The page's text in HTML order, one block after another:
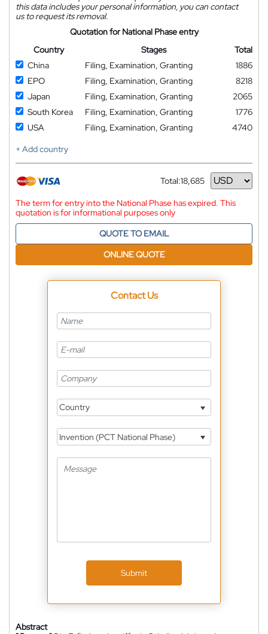
this data includes your personal information, you can contact
us to request its removal.
Quotation for National Phase entry
Country
Stages
Total
China
Filing, Examination, Granting
1886
EPO
Filing, Examination, Granting
8218
Japan
Filing, Examination, Granting
2065
South Korea
Filing, Examination, Granting
1776
USA
Filing, Examination, Granting
4740
+ Add country
Total:18,685
Currency
The term for entry into the National Phase has expired. This
quotation is for informational purposes only
QUOTE TO EMAIL
ONLINE QUOTE
Contact Us
Country
Invention (PCT National Phase)
Submit
Abstract